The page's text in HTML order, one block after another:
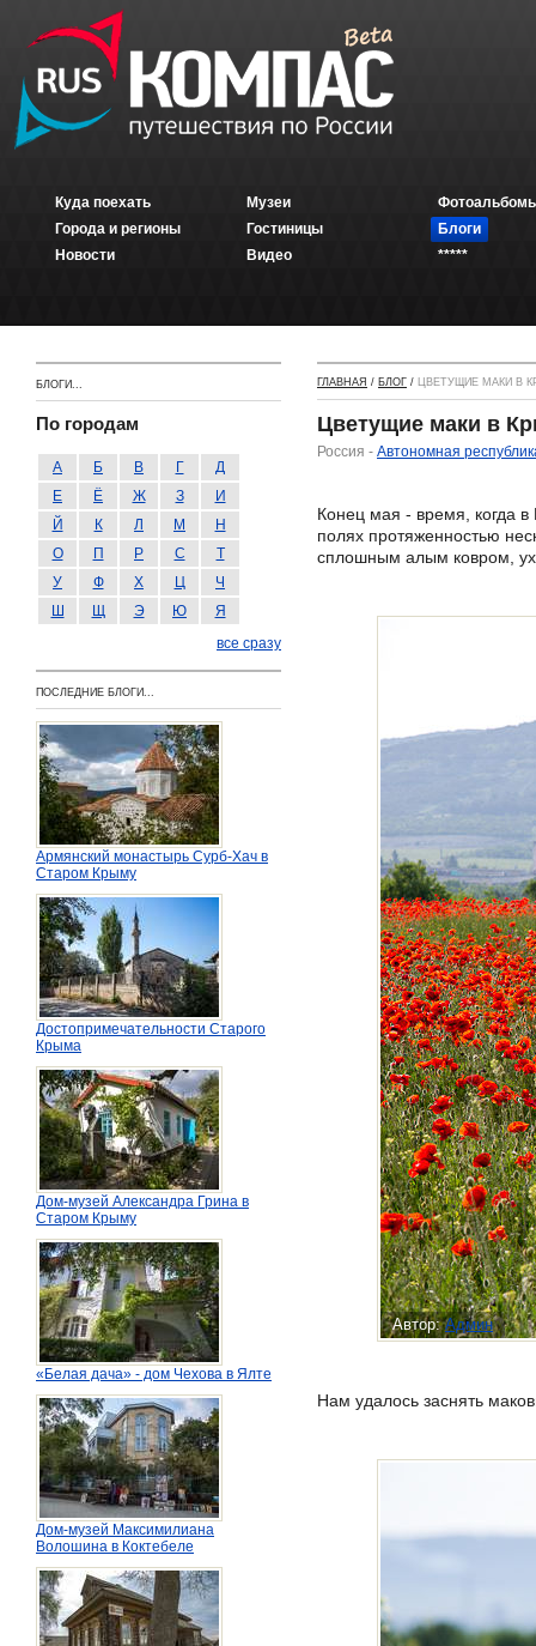
Куда поехать
Города и регионы
Новости
Музеи
Гостиницы
Видео
Блоги
*****
БЛОГИ...
По городам
А Б В Г
Д
Е
Ё Ж З
И
Й
К Л М
Н
О
П Р С
Т
У
Ф Х Ц
Ч
Ш
Щ Э Ю
Я
все сразу
ПОСЛЕДНИЕ БЛОГИ...
Армянский монастырь Сурб-Хач в
Старом Крыму
Достопримечательности Старого
Крыма
Дом-музей Александра Грина в
Старом Крыму
«Белая дача» - дом Чехова в Ялте
Дом-музей Максимилиана
Волошина в Коктебеле
ГЛАВНАЯ / БЛОГ / ЦВЕТУЩИЕ МАКИ В
Цветущие маки в
Россия - Автономная
Конец мая - время, когда
полях протяженностью
сплошным алым ковром,
Автор:Админ
Нам удалось заснять